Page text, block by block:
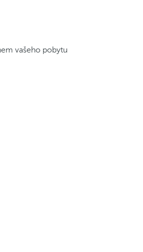
vašeho pobytu